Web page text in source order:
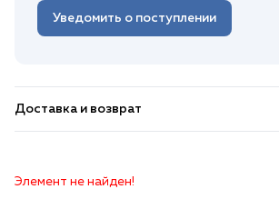
Уведомить о поступлении
Доставка и возврат
Элемент не найден!